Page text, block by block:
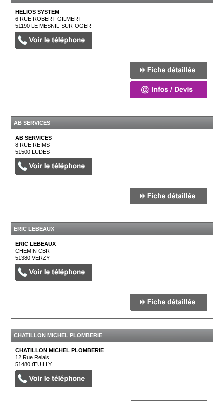
HELIOS SYSTEM
6 RUE ROBERT GILMERT
51190LE MESNIL-SUR-OGER
AB SERVICES
AB SERVICES
8 RUE REIMS
51500LUDES
ERIC LEBEAUX
ERIC LEBEAUX
CHEMIN CBR
51380VERZY
CHATILLON MICHEL PLOMBERIE
CHATILLON MICHEL PLOMBERIE
12 Rue Relais
51480ŒUILLY